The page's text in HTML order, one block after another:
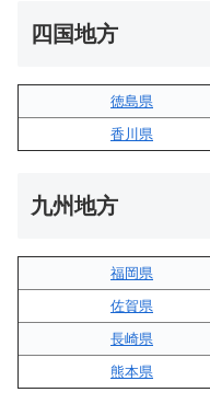
四国地方
徳島県
香川県
九州地方
福岡県
佐賀県
長崎県
熊本県